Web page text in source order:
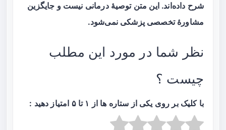
شرح داده‌اند. این متن توصیهٔ درمانی نیست و جایگزین
مشاورهٔ تخصصی پزشکی نمی‌شود.
نظر شما در مورد این مطلب
چیست ؟
با کلیک بر روی یکی از ستاره ها از ۱ تا ۵ امتیاز دهید :